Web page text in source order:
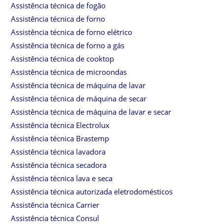
Assistência técnica de fogão
Assistência técnica de forno
Assistência técnica de forno elétrico
Assistência técnica de forno a gás
Assistência técnica de cooktop
Assistência técnica de microondas
Assistência técnica de máquina de lavar
Assistência técnica de máquina de secar
Assistência técnica de máquina de lavar e secar
Assistência técnica Electrolux
Assistência técnica Brastemp
Assistência técnica lavadora
Assistência técnica secadora
Assistência técnica lava e seca
Assistência técnica autorizada eletrodomésticos
Assistência técnica Carrier
Assistência técnica Consul